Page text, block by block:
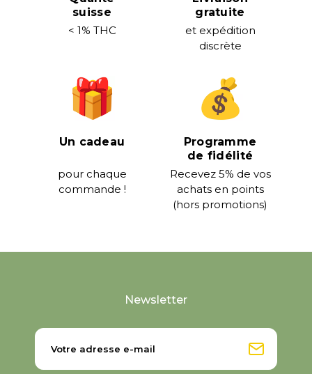
suisse
< 1% THC
gratuite
et expédition
discrète
Un cadeau
pour chaque
commande !
Programme
de fidélité
Recevez 5% de vos
achats en points
(hors promotions)
Newsletter